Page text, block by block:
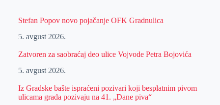
Stefan Popov novo pojačanje OFK Gradnulica
5. avgust 2026.
Zatvoren za saobraćaj deo ulice Vojvode Petra Bojovića
5. avgust 2026.
Iz Gradske bašte ispraćeni pozivari koji besplatnim pivom
ulicama grada pozivaju na 41. „Dane piva“